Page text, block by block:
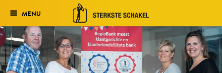
Verkiezing
Het traject
MENU